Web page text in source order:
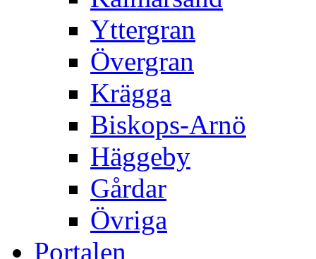
Yttergran
Övergran
Krägga
Biskops-Arnö
Häggeby
Gårdar
Övriga
Portalen